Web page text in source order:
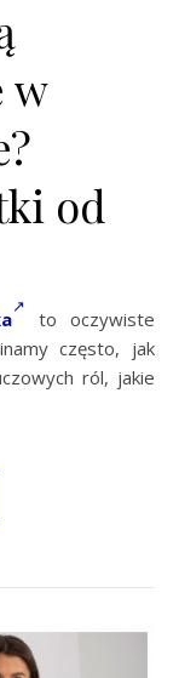
w
od
to oczywiste
często, jak
ról, jakie